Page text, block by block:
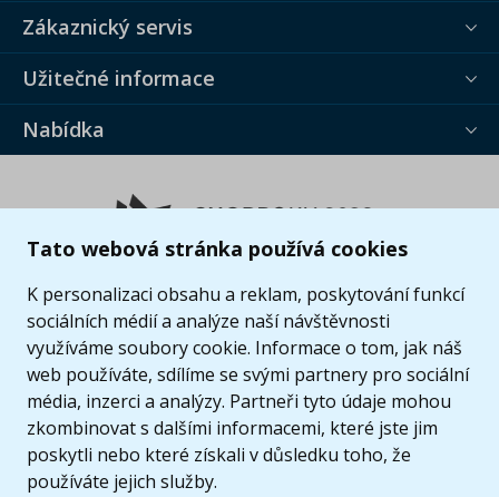
Tato webová stránka používá cookies
K personalizaci obsahu a reklam, poskytování funkcí
sociálních médií a analýze naší návštěvnosti
využíváme soubory cookie. Informace o tom, jak náš
web používáte, sdílíme se svými partnery pro sociální
média, inzerci a analýzy. Partneři tyto údaje mohou
zkombinovat s dalšími informacemi, které jste jim
poskytli nebo které získali v důsledku toho, že
používáte jejich služby.
Zákaznický servis
Užitečné informace
Nabídka